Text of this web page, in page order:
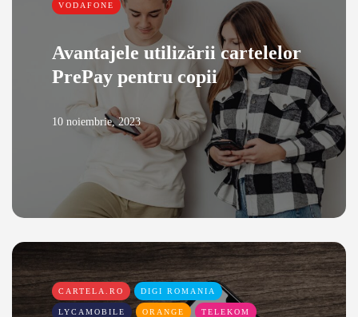
VODAFONE
Avantajele utilizării cartelelor
PrePay pentru copii
10 noiembrie, 2023
CARTELA.RO DIGI ROMANIA
LYCAMOBILE ORANGE TELEKOM